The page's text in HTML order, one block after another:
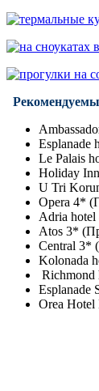
Esplanade
Le Palais
Holiday
U Tri
Opera 4*
Adria
Atos 3*
Central 3*
Kolonada
Esplanade
Orea